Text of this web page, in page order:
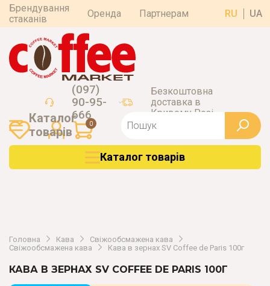
Брендування
стаканів
Оренда Партнерам RU UA
(097)
90-95-
666
Безкоштовна
доставка в
Кривому Розі
0
Каталог
товарiв
Каталог товарiв
Головна Кава
Свіжообсмажена кава
Свіжообсмажена кава
Кава в зернах SV Coffee de Paris 100г
КАВА В ЗЕРНАХ SV COFFEE DE PARIS 100Г